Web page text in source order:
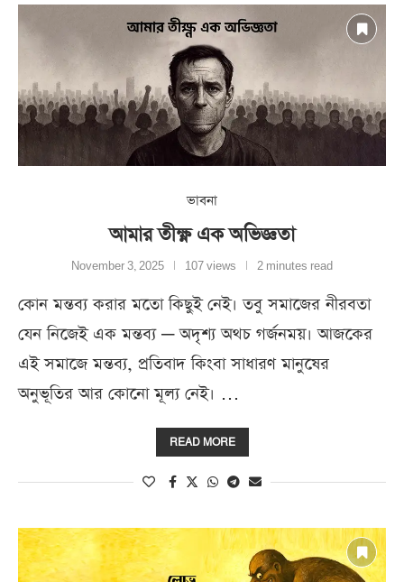
ভাবনা
আমার তীক্ষ্ণ এক অভিজ্ঞতা
November 3, 2025 107 views 2 minutes read
কোন মন্তব্য করার মতো কিছুই নেই। তবু সমাজের নীরবতা
যেন নিজেই এক মন্তব্য — অদৃশ্য অথচ গর্জনময়। আজকের
এই সমাজে মন্তব্য, প্রতিবাদ কিংবা সাধারণ মানুষের
অনুভূতির আর কোনো মূল্য নেই। …
READ MORE